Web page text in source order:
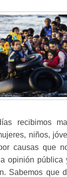
recibimos
niños,
causas que
opinión pública
Sabemos que